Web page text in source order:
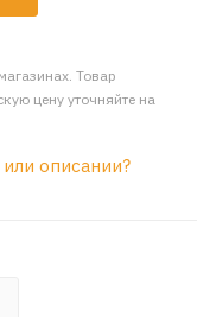
Товар
цену уточняйте на
описании?